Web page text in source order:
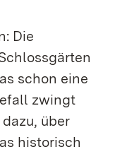
Die
schon eine
zwingt
über
historisch